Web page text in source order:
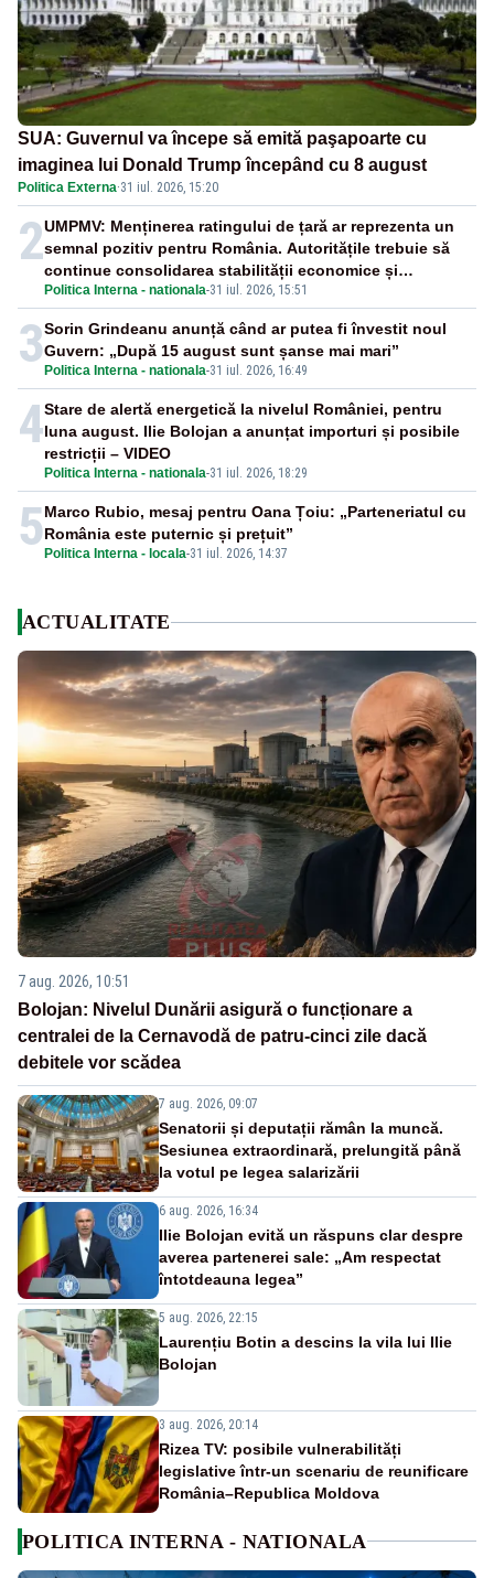
SUA: Guvernul va începe să emită paşapoarte cu
imaginea lui Donald Trump începând cu 8 august
Politica Externa·31 iul. 2026, 15:20
2
Politica Interna - nationala-31 iul. 2026, 15:51
UMPMV: Menținerea ratingului de țară ar reprezenta un
semnal pozitiv pentru România. Autoritățile trebuie să
continue consolidarea stabilității economice și
financiare
3 Politica Interna - nationala-31 iul. 2026, 16:49
Sorin Grindeanu anunță când ar putea fi învestit noul
Guvern: „După 15 august sunt șanse mai mari”
4
Politica Interna - nationala-31 iul. 2026, 18:29
Stare de alertă energetică la nivelul României, pentru
luna august. Ilie Bolojan a anunțat importuri și posibile
restricții – VIDEO
5 Politica Interna - locala-31 iul. 2026, 14:37
Marco Rubio, mesaj pentru Oana Țoiu: „Parteneriatul cu
România este puternic și prețuit”
ACTUALITATE
7 aug. 2026, 10:51
Bolojan: Nivelul Dunării asigură o funcționare a
centralei de la Cernavodă de patru-cinci zile dacă
debitele vor scădea
7 aug. 2026, 09:07
Senatorii și deputații rămân la muncă.
Sesiunea extraordinară, prelungită până
la votul pe legea salarizării
6 aug. 2026, 16:34
Ilie Bolojan evită un răspuns clar despre
averea partenerei sale: „Am respectat
întotdeauna legea”
5 aug. 2026, 22:15
Laurențiu Botin a descins la vila lui Ilie
Bolojan
3 aug. 2026, 20:14
Rizea TV: posibile vulnerabilități
legislative într-un scenariu de reunificare
România–Republica Moldova
POLITICA INTERNA - NATIONALA